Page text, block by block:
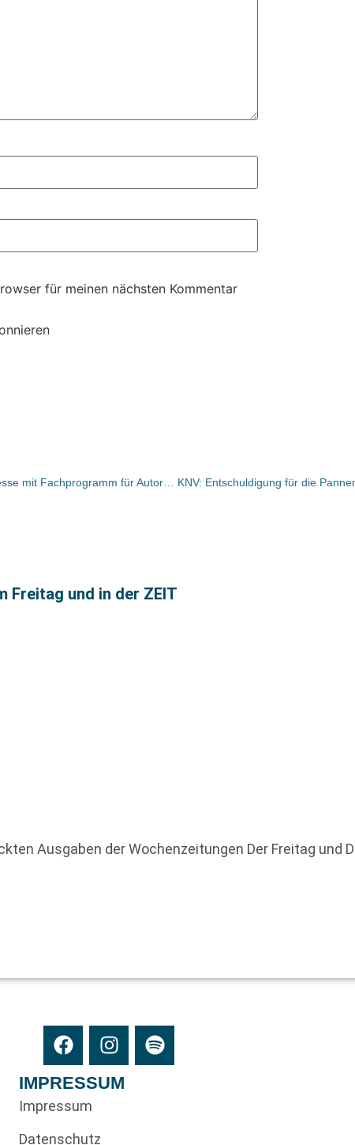
für meinen nächsten Kommentar
Freitag und in der ZEIT
Ausgaben der Wochenzeitungen Der Freitag und
IMPRESSUM
Impressum
Datenschutz